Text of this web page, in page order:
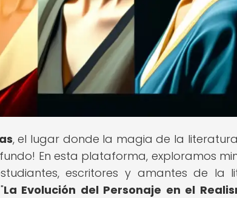
, el lugar donde la magia de la
En esta plataforma, exploramos
escritores y amantes de la
La Evolución del Personaje en el